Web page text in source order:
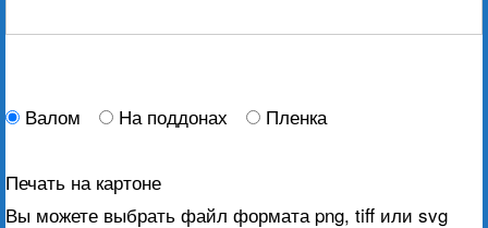
Валом На поддонах Пленка
Печать на картоне
Вы можете выбрать файл формата png, tiff или svg